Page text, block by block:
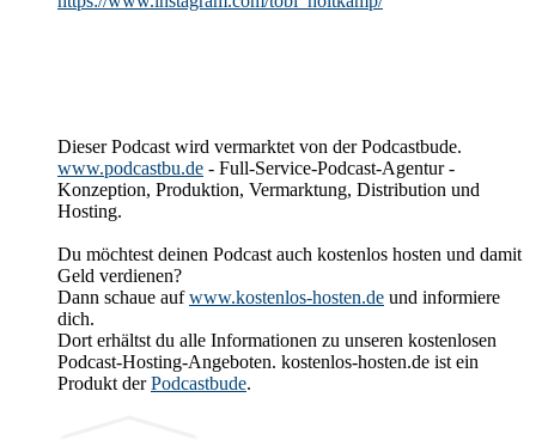
Dieser Podcast wird vermarktet von der Podcastbude.
www.podcastbu.de - Full-Service-Podcast-Agentur -
Konzeption, Produktion, Vermarktung, Distribution und
Hosting.
Du möchtest deinen Podcast auch kostenlos hosten und damit
Geld verdienen?
Dann schaue aufwww.kostenlos-hosten.de und informiere
dich.
Dort erhältst du alle Informationen zu unseren kostenlosen
Podcast-Hosting-Angeboten. kostenlos-hosten.de ist ein
Produkt derPodcastbude.